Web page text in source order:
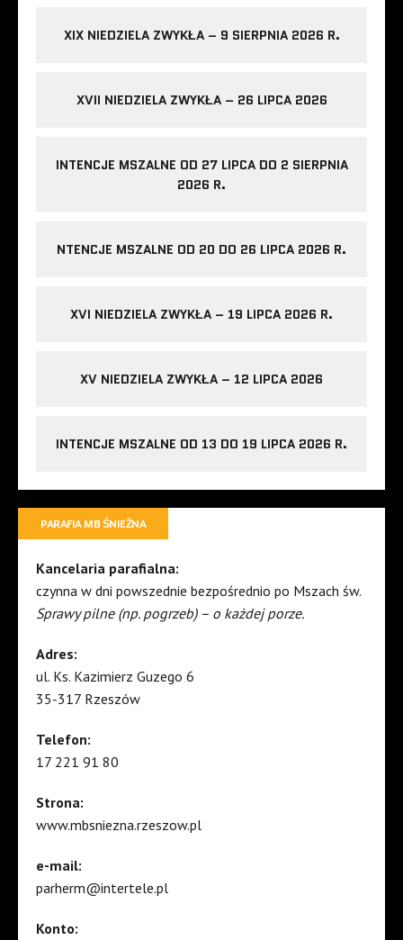
XIX NIEDZIELA ZWYKŁA – 9 SIERPNIA 2026 R.
XVII NIEDZIELA ZWYKŁA – 26 LIPCA 2026
INTENCJE MSZALNE OD 27 LIPCA DO 2 SIERPNIA
2026 R.
NTENCJE MSZALNE OD 20 DO 26 LIPCA 2026 R.
XVI NIEDZIELA ZWYKŁA – 19 LIPCA 2026 R.
XV NIEDZIELA ZWYKŁA – 12 LIPCA 2026
INTENCJE MSZALNE OD 13 DO 19 LIPCA 2026 R.
PARAFIA MB ŚNIEŻNA
Kancelaria parafialna:
czynna w dni powszednie bezpośrednio po Mszach św.
Sprawy pilne (np. pogrzeb) – o każdej porze.
Adres:
ul. Ks. Kazimierz Guzego 6
35-317 Rzeszów
Telefon:
17 221 91 80
Strona:
www.mbsniezna.rzeszow.pl
e-mail:
parherm@intertele.pl
Konto: